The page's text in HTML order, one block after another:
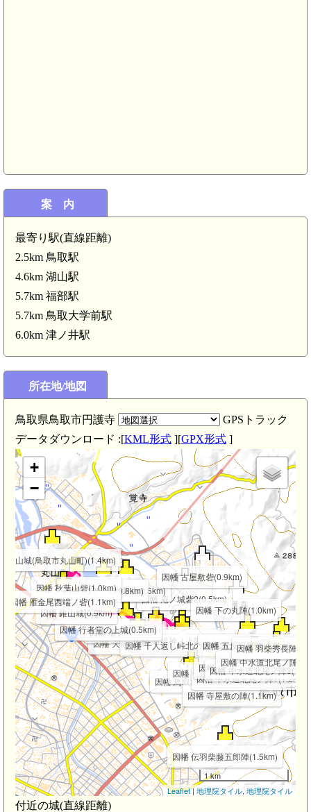
案 内
最寄り駅(直線距離)
2.5km 鳥取駅
4.6km 湖山駅
5.7km 福部駅
5.7km 鳥取大学前駅
6.0km 津ノ井駅
所在地/地図
鳥取県鳥取市円護寺
GPSトラック
データダウンロード :[KML形式 ][GPX形式 ]
因幡 サイノタワノ陣
因幡 天徳寺山城(0.2km)
因幡 雁金城(0.3km)
因幡 道祖神ノ上陣(0.3km)
因幡 千人返し峠北の砦(0.3km)
因幡 行者堂の上城(0.5km)
因幡 庵ノ城砦2(0.5km)
因幡 山守東砦(0.6km)
因幡 鳥取城(0.6km)
因幡 十神砦(0.7km)
因幡 山守ノ砦(0.8km)
因幡 錐山城(0.9km)
因幡 古屋敷砦(0.9km)
因幡 下の丸陣(1.0km)
因幡 五反田平陣(1.0km)
因幡 秋葉山砦(1.0km)
因幡 寺屋敷の陣(1.1km)
因幡 雁金尾西端ノ砦(1.1km)
因幡 中水道北尾ノ陣1(1.2km)
因幡 中水道北尾ノ陣2(1.2km)
因幡 中水道北尾ノ陣
丸山城(鳥取市丸山町)(1.4km)
因幡 中水道北尾ノ陣
因幡 羽柴秀長陣
因幡 伝羽柴藤五郎陣(1.5km)
+
−
1 km
Leaflet|地理院タイル, 地理院タイル
付近の城(直線距離)